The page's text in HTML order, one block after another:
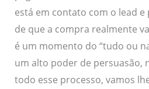
está em contato com o lead e
de que a compra realmente
é um momento do “tudo ou
um alto poder de persuasão,
todo esse processo, vamos